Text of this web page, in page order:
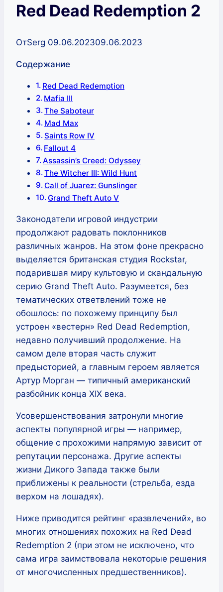
Red Dead Redemption 2
ОтSerg 09.06.202309.06.2023
Содержание
Red Dead Redemption
Mafia III
The Saboteur
Mad Max
Saints Row IV
Fallout 4
Assassin’s Creed: Odyssey
The Witcher III: Wild Hunt
Call of Juarez: Gunslinger
Grand Theft Auto V
Законодатели игровой индустрии
продолжают радовать поклонников
различных жанров. На этом фоне прекрасно
выделяется британская студия Rockstar,
подарившая миру культовую и скандальную
серию Grand Theft Auto. Разумеется, без
тематических ответвлений тоже не
обошлось: по похожему принципу был
устроен «вестерн» Red Dead Redemption,
недавно получивший продолжение. На
самом деле вторая часть служит
предысторией, а главным героем является
Артур Морган — типичный американский
разбойник конца XIX века.
Усовершенствования затронули многие
аспекты популярной игры — например,
общение с прохожими напрямую зависит от
репутации персонажа. Другие аспекты
жизни Дикого Запада также были
приближены к реальности (стрельба, езда
верхом на лошадях).
Ниже приводится рейтинг «развлечений», во
многих отношениях похожих на Red Dead
Redemption 2 (при этом не исключено, что
сама игра заимствовала некоторые решения
от многочисленных предшественников).